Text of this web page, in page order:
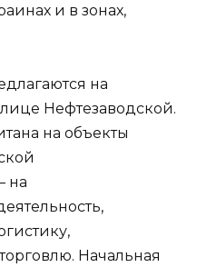
и в зонах,
на
Нефтезаводской.
на объекты
на
Начальная